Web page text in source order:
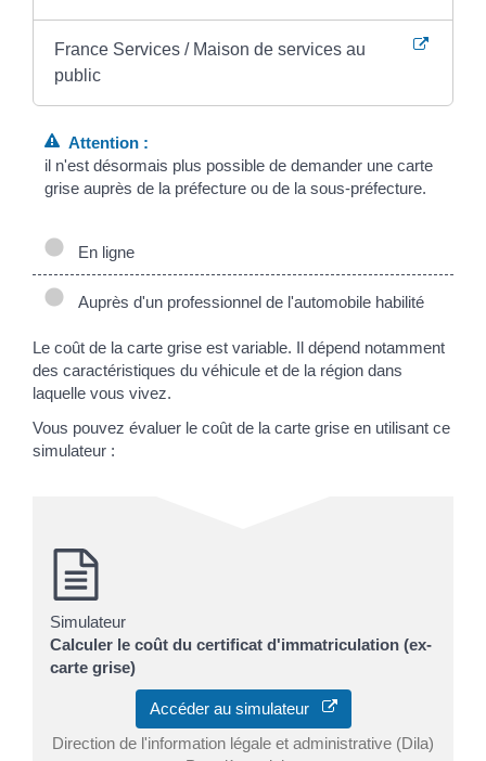
France Services / Maison de services au
public
Attention :
il n'est désormais plus possible de demander une carte
grise auprès de la préfecture ou de la sous-préfecture.
En ligne
Auprès d'un professionnel de l'automobile habilité
Le coût de la carte grise est variable. Il dépend notamment
des caractéristiques du véhicule et de la région dans
laquelle vous vivez.
Vous pouvez évaluer le coût de la carte grise en utilisant ce
simulateur :
Simulateur
Calculer le coût du certificat d'immatriculation (ex-
carte grise)
Accéder au simulateur
Direction de l'information légale et administrative (Dila)